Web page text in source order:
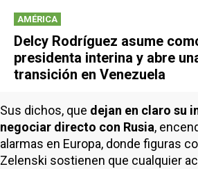
AMÉRICA
Delcy Rodríguez asume
presidenta interina y abre
transición en Venezuela
Sus dichos, que dejan en claro su
negociar directo con Rusia,
alarmas en Europa, donde figuras
Zelenski sostienen que cualquier